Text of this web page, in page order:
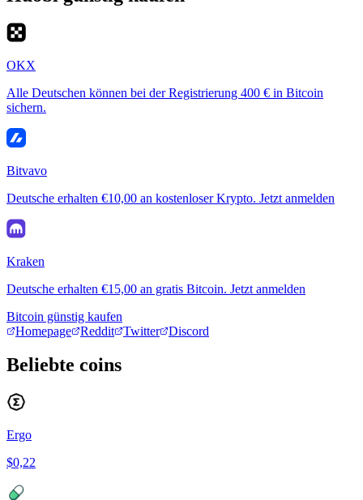
OKX
Alle Deutschen können bei der Registrierung 400 € in Bitcoin
sichern.
Bitvavo
Deutsche erhalten €10,00 an kostenloser Krypto. Jetzt anmelden
Kraken
Deutsche erhalten €15,00 an gratis Bitcoin. Jetzt anmelden
Bitcoin günstig kaufen
Homepage
Reddit Twitter Discord
Beliebte coins
Ergo
$0,22